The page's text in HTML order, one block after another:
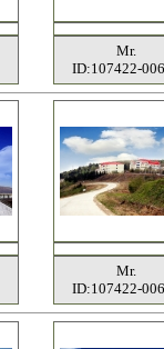
Mr.
ID:107422-
Mr.
ID:107422-